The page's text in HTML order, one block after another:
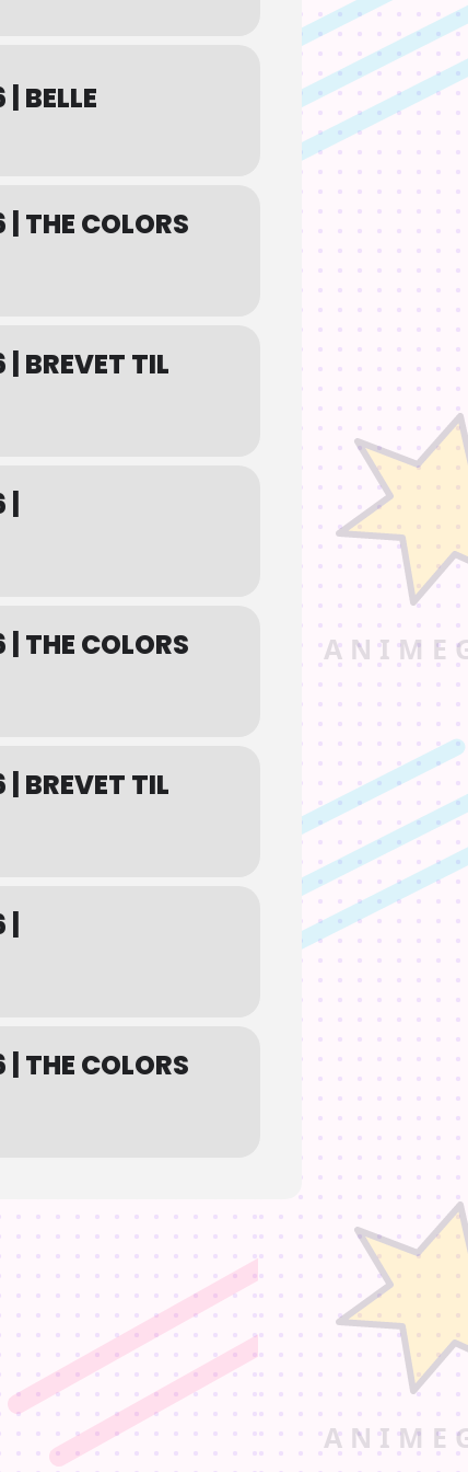
BELLE
THE COLORS
BREVET TIL
THE COLORS
BREVET TIL
THE COLORS